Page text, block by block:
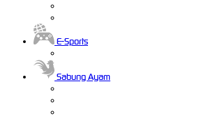
E-Sports
Sabung Ayam